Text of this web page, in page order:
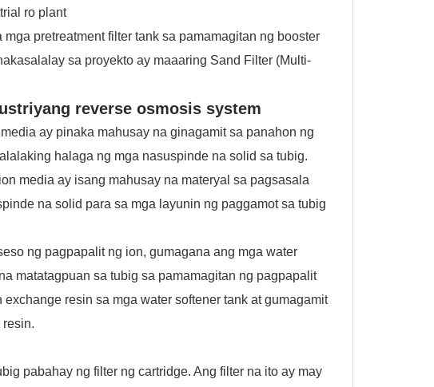
pretreatment filter tank sa pamamagitan ng booster
sa proyekto ay maaaring Sand Filter (Multi-
reverse osmosis system
ay pinaka mahusay na ginagamit sa panahon ng
halaga ng mga nasuspinde na solid sa tubig.
media ay isang mahusay na materyal sa pagsasala
na solid para sa mga layunin ng paggamot sa tubig
ng pagpapalit ng ion, gumagana ang mga water
matatagpuan sa tubig sa pamamagitan ng pagpapalit
resin sa mga water softener tank at gumagamit
pabahay ng filter ng cartridge. Ang filter na ito ay may